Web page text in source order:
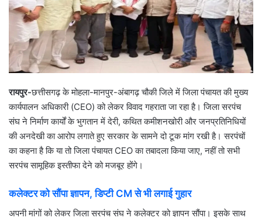
m
a
i
l
रायपुर-छत्तीसगढ़ के मोहला-मानपुर-अंबागढ़ चौकी जिले में जिला पंचायत की मुख्य
कार्यपालन अधिकारी (CEO) को लेकर विवाद गहराता जा रहा है। जिला सरपंच
संघ ने निर्माण कार्यों के भुगतान में देरी, कथित कमीशनखोरी और जनप्रतिनिधियों
की अनदेखी का आरोप लगाते हुए सरकार के सामने दो टूक मांग रखी है। सरपंचों
का कहना है कि या तो जिला पंचायत CEO का तबादला किया जाए, नहीं तो सभी
सरपंच सामूहिक इस्तीफा देने को मजबूर होंगे।
कलेक्टर को सौंपा ज्ञापन, डिप्टी CM से भी लगाई गुहार
अपनी मांगों को लेकर जिला सरपंच संघ ने कलेक्टर को ज्ञापन सौंपा। इसके साथ